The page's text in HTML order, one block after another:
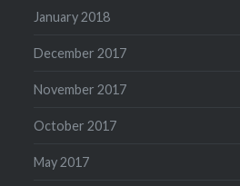
January 2018
December 2017
November 2017
October 2017
May 2017